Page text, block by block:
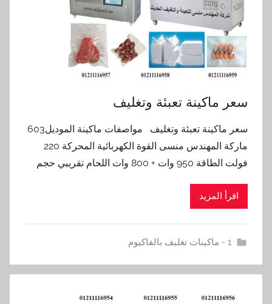
سعر ماكينة تعبئة وتغليف
سعر ماكينة تعبئة وتغليف مواصفات ماكينة الموديل603
ماركة المهندس منسى القوة الكهربائية المحركة 220
فولت الطاقة 950 وات + 800 وات اللحام تقريبي حجم
اقرأ المزيد
1 - ماكينات تغليف بالفاكيوم